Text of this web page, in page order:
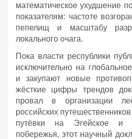
математическое ухудшение
показателям: частоте
пепелищ и масштабу
локального очага.
Пока власти республики
исключительно на
и закупают новые
жёсткие цифры трендов
провал в организации
российских
путёвки на Эгейское и
побережья, этот научный